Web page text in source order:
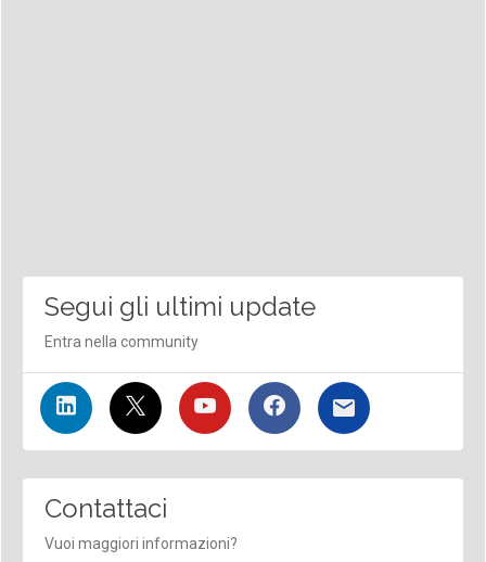
Segui gli ultimi update
Entra nella community
Contattaci
Vuoi maggiori informazioni?